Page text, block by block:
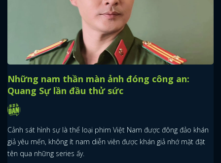
Những nam thần màn ảnh đóng công an:
Quang Sự lần đầu thử sức
Cảnh sát hình sự là thể loại phim Việt Nam được đông đảo khán
giả yêu mến, không ít nam diễn viên được khán giả nhớ mặt đặt
tên qua những series ấy.